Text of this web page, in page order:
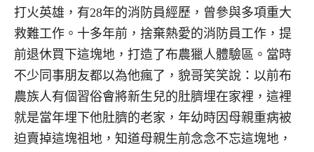
打火英雄，有28年的消防員經歷，曾參與多項重大
救難工作。十多年前，捨棄熱愛的消防員工作，提
前退休買下這塊地，打造了布農獵人體驗區。當時
不少同事朋友都以為他瘋了，貌哥笑笑說：以前布
農族人有個習俗會將新生兒的肚臍埋在家裡，這裡
就是當年埋下他肚臍的老家，年幼時因母親重病被
迫賣掉這塊祖地，知道母親生前念念不忘這塊地，